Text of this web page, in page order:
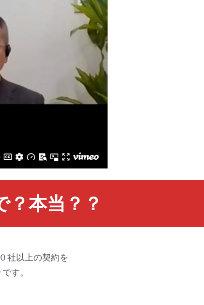
？本当？？
社以上の契約を
す。